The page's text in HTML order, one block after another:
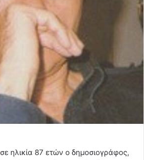
σε ηλικία 87 ετών ο δημοσιογράφος,